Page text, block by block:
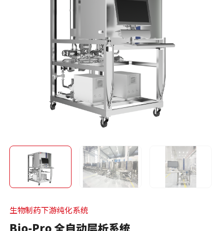
生物制药下游纯化系统
Bio-Pro 全自动层析系统